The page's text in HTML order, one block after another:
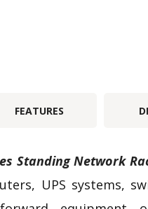
FEATURES
Standing Network
UPS systems,